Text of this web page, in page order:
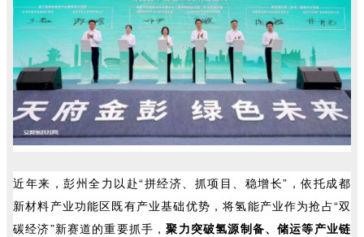
近年来，彭州全力以赴“拼经济、抓项目、稳增长”，依托成都
新材料产业功能区既有产业基础优势，将氢能产业作为抢占“双
碳经济”新赛道的重要抓手，聚力突破氢源制备、储运等产业链